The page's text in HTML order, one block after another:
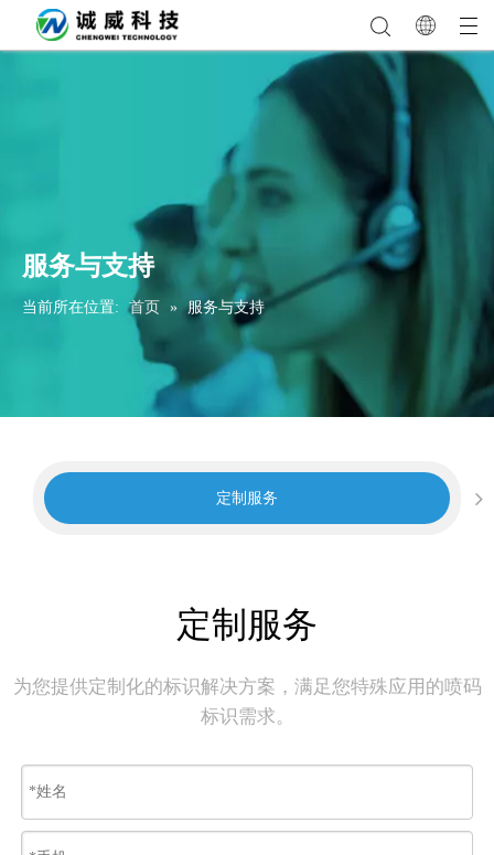
服务与支持
当前所在位置: 首页 » 服务与支持
定制服务
定制服务
为您提供定制化的标识解决方案，满足您特殊应用的喷码
标识需求。